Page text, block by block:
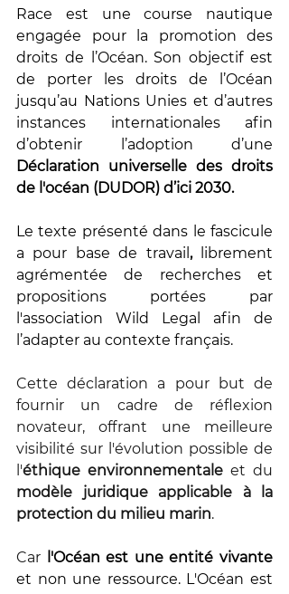
Race est une course nautique
engagée pour la promotion des
droits de l’Océan. Son objectif est
de porter les droits de l’Océan
jusqu’au Nations Unies et d’autres
instances internationales afin
Déclaration universelle des droits
de l'océan (DUDOR) d’ici 2030.
Le texte présenté dans le fascicule
a pour base de travail ,
librement
agrémentée de recherches et
propositions portées par
l'association Wild Legal afin de
l’adapter au contexte français.
Cette déclaration a pour but de
fournir un cadre de réflexion
novateur, offrant une meilleure
visibilité sur l'évolution possible de
l'éthique environnementale
modèle juridique applicable à la
protection du milieu marin.
Car
l'Océan est une entité vivante
et non une ressource. L'Océan est